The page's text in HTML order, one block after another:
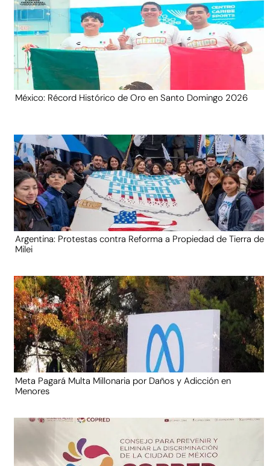
México: Récord Histórico de Oro en Santo Domingo 2026
Argentina: Protestas contra Reforma a Propiedad de Tierra de
Milei
Meta Pagará Multa Millonaria por Daños y Adicción en
Menores